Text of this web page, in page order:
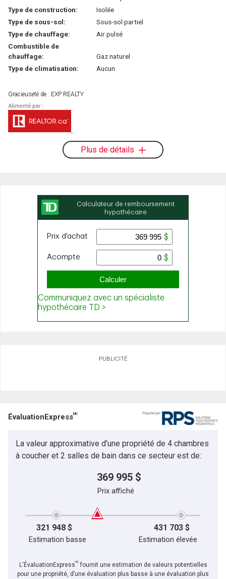
Type de construction:
Isolée
Type de sous-sol:
Sous-sol partiel
Type de chauffage:
Air pulsé
Combustible de
chauffage:
Gaz naturel
Type de climatisation:
Aucun
Gracieuseté de : EXP REALTY
Plus de détails
PUBLICITÉ
ÉvaluationExpressMC
La valeur approximative d'une propriété de 4 chambres
à coucher et 2 salles de bain dans ce secteur est de:
369 995 $
Prix affiché
321 948 $ 431 703 $
Estimation basse Estimation élevée
L'ÉvaluationExpressMCfournit une estimation de valeurs potentielles
pour une propriété, d’une évaluation plus basse à une évaluation plus